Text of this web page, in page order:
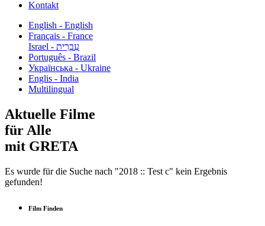
Kontakt
English - English
Français - France
עִבְרִית - Israel
Português - Brazil
Українська - Ukraine
Englis - India
Multilingual
Aktuelle Filme
für Alle
mit GRETA
Es wurde für die Suche nach "2018 :: Test c" kein Ergebnis
gefunden!
Film Finden